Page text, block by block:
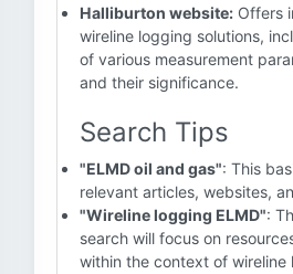
Halliburton website: Offers
wireline logging solutions,
of various measurement
and their significance.
Search Tips
"ELMD oil and gas": This
relevant articles, websites,
"Wireline logging ELMD":
search will focus on
within the context of wireline